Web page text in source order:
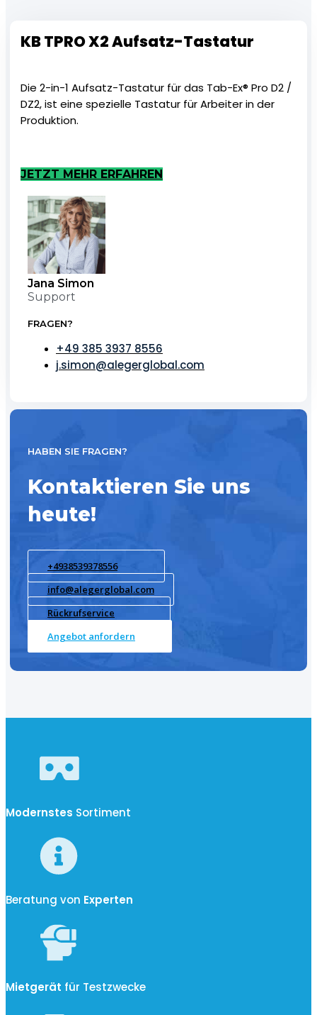
KB TPRO X2 Aufsatz-Tastatur
Die 2-in-1 Aufsatz-Tastatur für das Tab-Ex® Pro D2 /
DZ2, ist eine spezielle Tastatur für Arbeiter in der
Produktion.
JETZT MEHR ERFAHREN
Jana Simon
Support
FRAGEN?
+49 385 3937 8556
j.simon@alegerglobal.com
HABEN SIE FRAGEN?
Kontaktieren Sie uns
heute!
+4938539378556
info@alegerglobal.com
Rückrufservice
Angebot anfordern
Modernstes Sortiment
Beratung von Experten
Mietgerät für Testzwecke